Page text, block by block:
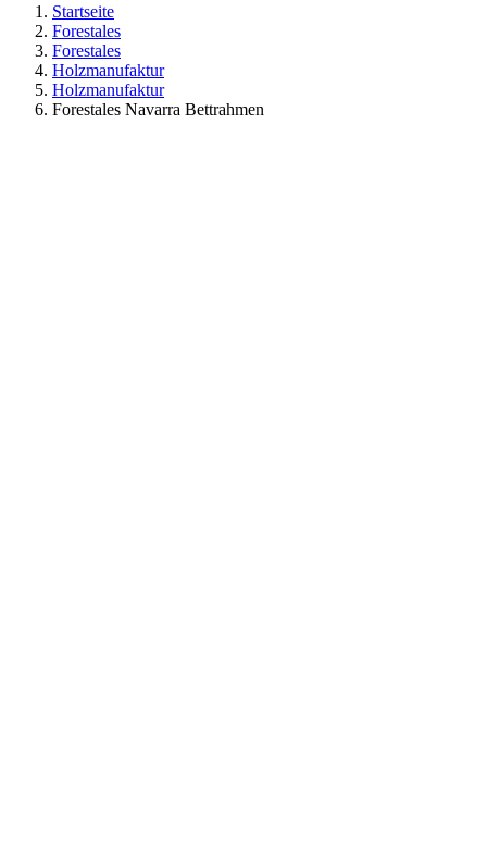
Startseite
Forestales
Forestales
Holzmanufaktur
Holzmanufaktur
Forestales Navarra Bettrahmen